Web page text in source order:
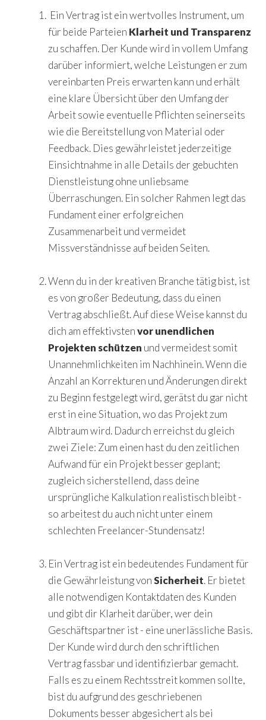
Ein Vertrag ist ein wertvolles Instrument, um
für beide Parteien Klarheit und Transparenz
zu schaffen. Der Kunde wird in vollem Umfang
darüber informiert, welche Leistungen er zum
vereinbarten Preis erwarten kann und erhält
eine klare Übersicht über den Umfang der
Arbeit sowie eventuelle Pflichten seinerseits
wie die Bereitstellung von Material oder
Feedback. Dies gewährleistet jederzeitige
Einsichtnahme in alle Details der gebuchten
Dienstleistung ohne unliebsame
Überraschungen. Ein solcher Rahmen legt das
Fundament einer erfolgreichen
Zusammenarbeit und vermeidet
Missverständnisse auf beiden Seiten.
Wenn du in der kreativen Branche tätig bist, ist
es von großer Bedeutung, dass du einen
Vertrag abschließt. Auf diese Weise kannst du
dich am effektivstenvor unendlichen
Projekten schützen und vermeidest somit
Unannehmlichkeiten im Nachhinein. Wenn die
Anzahl an Korrekturen und Änderungen direkt
zu Beginn festgelegt wird, gerätst du gar nicht
erst in eine Situation, wo das Projekt zum
Albtraum wird. Dadurch erreichst du gleich
zwei Ziele: Zum einen hast du den zeitlichen
Aufwand für ein Projekt besser geplant;
zugleich sicherstellend, dass deine
ursprüngliche Kalkulation realistisch bleibt -
so arbeitest du auch nicht unter einem
schlechten Freelancer-Stundensatz!
Ein Vertrag ist ein bedeutendes Fundament für
die Gewährleistung vonSicherheit. Er bietet
alle notwendigen Kontaktdaten des Kunden
und gibt dir Klarheit darüber, wer dein
Geschäftspartner ist - eine unerlässliche Basis.
Der Kunde wird durch den schriftlichen
Vertrag fassbar und identifizierbar gemacht.
Falls es zu einem Rechtsstreit kommen sollte,
bist du aufgrund des geschriebenen
Dokuments besser abgesichert als bei